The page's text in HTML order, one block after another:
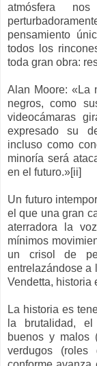
atmósfera
pensamiento
todos los
toda gran obra:
Alan Moore: «La
negros, como
videocámaras
expresado su
incluso como
minoría será
en el futuro.»[ii]
Un futuro
el que una gran
aterradora la
mínimos
un crisol de
entrelazándose a
Vendetta, historia
La historia es
la brutalidad,
buenos y malos
verdugos